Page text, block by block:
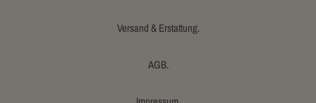
Versand & Erstattung.
AGB.